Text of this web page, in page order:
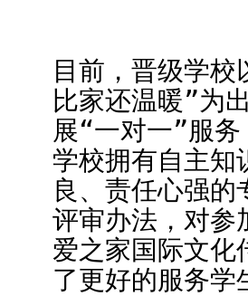
目前，晋级学
比家还温暖”为
展“一对一”服
学校拥有自主知
良、责任心强
评审办法，对参
爱之家国际文化
了更好的服务学